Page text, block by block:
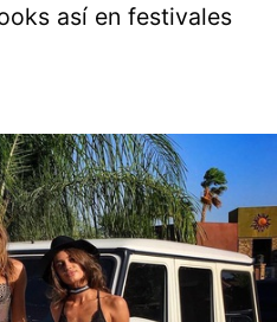
así en festivales